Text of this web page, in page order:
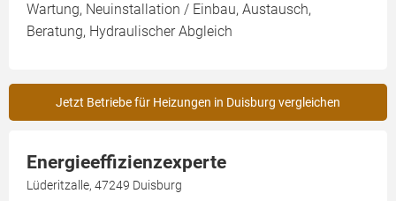
Wartung, Neuinstallation / Einbau, Austausch,
Beratung, Hydraulischer Abgleich
Jetzt Betriebe für Heizungen in Duisburg vergleichen
Energieeffizienzexperte
Lüderitzalle, 47249 Duisburg